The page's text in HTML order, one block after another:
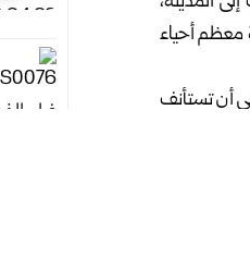
عن تغذية معظم أحياء
أن تستأنف